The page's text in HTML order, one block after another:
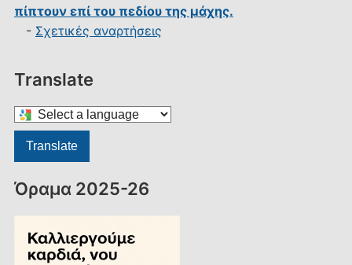
πίπτουν επί του πεδίου της μάχης.
- Σχετικές αναρτήσεις
Translate
Select
a
language
translate
this
page
Translate
Όραμα 2025-26